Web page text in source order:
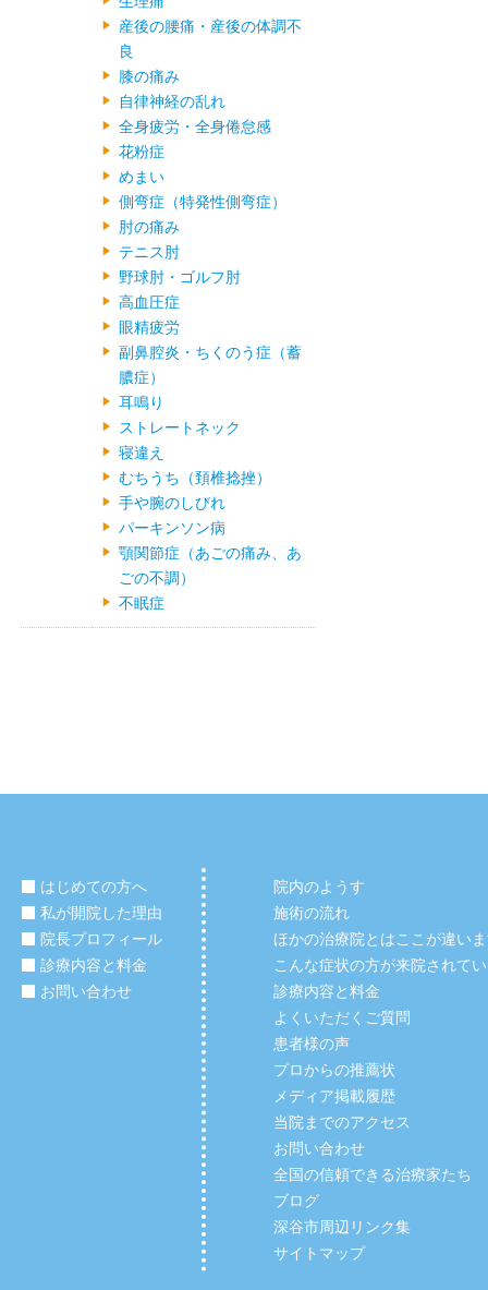
産後の腰痛・産後の体調不
良
膝の痛み
自律神経の乱れ
全身疲労・全身倦怠感
花粉症
めまい
側弯症（特発性側弯症）
肘の痛み
テニス肘
野球肘・ゴルフ肘
高血圧症
眼精疲労
副鼻腔炎・ちくのう症（蓄
膿症）
耳鳴り
ストレートネック
寝違え
むちうち（頚椎捻挫）
手や腕のしびれ
パーキンソン病
顎関節症（あごの痛み、あ
ごの不調）
不眠症
はじめての方へ
私が開院した理由
院長プロフィール
診療内容と料金
お問い合わせ
院内のようす
施術の流れ
ほかの治療院とはここが違い
こんな症状の方が来院されて
診療内容と料金
よくいただくご質問
患者様の声
プロからの推薦状
メディア掲載履歴
当院までのアクセス
お問い合わせ
全国の信頼できる治療家たち
ブログ
深谷市周辺リンク集
サイトマップ